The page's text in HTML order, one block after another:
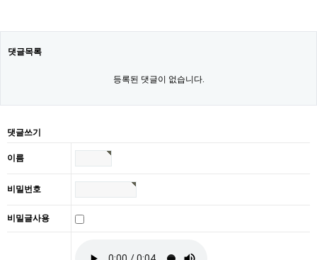
댓글목록
등록된 댓글이 없습니다.
댓글쓰기
이름
비밀번호
비밀글사용